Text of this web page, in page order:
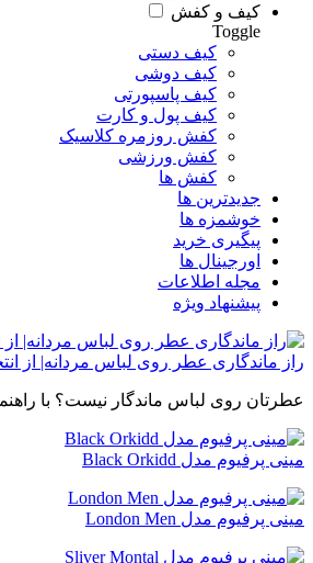
کیف و کفش
Toggle
کیف دستی
کیف دوشی
کیف پاسپورتی
کیف پول و کارت
کفش روزمره کلاسیک
کفش ورزشی
کفش ها
جدیدترین ها
خوشمزه ها
پیگیری خرید
اورجینال ها
مجله اطلاعات
پیشنهاد ویژه
راز ماندگاری عطر روی لباس مردانه| از
عطرتان روی لباس ماندگار نیست؟ با
مینی پرفیوم مدل Black Orkidd
مینی پرفیوم مدل London Men